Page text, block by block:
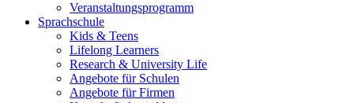
Veranstaltungsprogramm
Sprachschule
Kids & Teens
Lifelong Learners
Research & University Life
Angebote für Schulen
Angebote für Firmen